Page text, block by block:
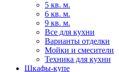
5 кв. м.
6 кв. м.
9 кв. м.
Все для кухни
Варианты отделки
Мойки и смесители
Техника для кухни
Шкафы-купе